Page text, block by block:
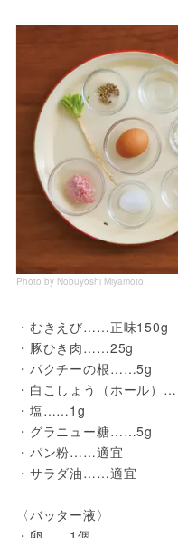
Photo by Nobuyoshi Miyamoto
・むきえび……正味150g
・豚ひき肉……25g
・パクチーの根……5g
・白こしょう（ホール）
・塩……1g
・グラニュー糖……5g
・パン粉……適宜
・サラダ油……適宜
〈バッター液〉